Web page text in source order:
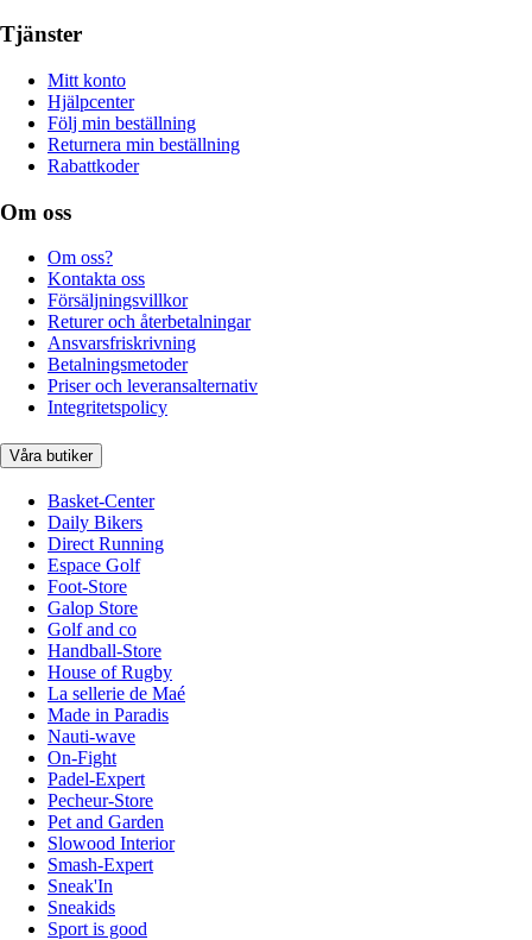
Tjänster
Mitt konto
Hjälpcenter
Följ min beställning
Returnera min beställning
Rabattkoder
Om oss
Om oss?
Kontakta oss
Försäljningsvillkor
Returer och återbetalningar
Ansvarsfriskrivning
Betalningsmetoder
Priser och leveransalternativ
Integritetspolicy
Våra butiker
Basket-Center
Daily Bikers
Direct Running
Espace Golf
Foot-Store
Galop Store
Golf and co
Handball-Store
House of Rugby
La sellerie de Maé
Made in Paradis
Nauti-wave
On-Fight
Padel-Expert
Pecheur-Store
Pet and Garden
Slowood Interior
Smash-Expert
Sneak'In
Sneakids
Sport is good